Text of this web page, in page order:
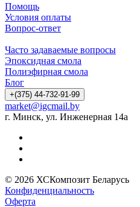
Помощь
Условия оплаты
Вопрос-ответ
Часто задаваемые вопросы
Эпоксидная смола
Полиэфирная смола
Блог
+(375) 44-732-91-99
market@igcmail.by
г. Минск, ул. Инженерная 14а
© 2026 ХСКомпозит Беларусь
Конфиденциальность
Оферта